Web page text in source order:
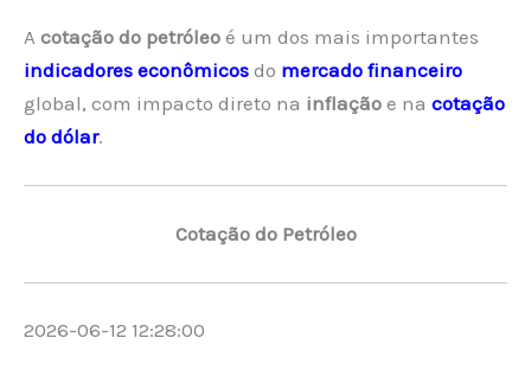
A cotação do petróleo é um dos mais importantes
indicadores econômicos do mercado financeiro
global, com impacto direto na inflação e na cotação
do dólar.
Cotação do Petróleo
2026-06-12 12:28:00